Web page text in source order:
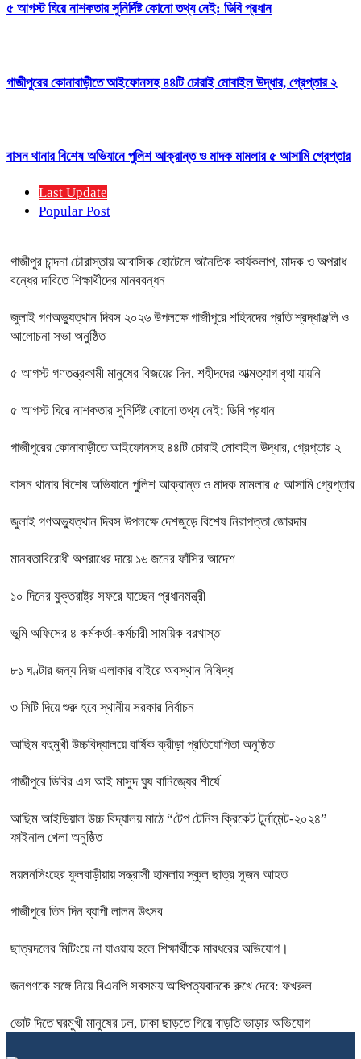
৫ আগস্ট ঘিরে নাশকতার সুনির্দিষ্ট কোনো তথ্য নেই: ডিবি প্রধান
গাজীপুরের কোনাবাড়ীতে আইফোনসহ ৪৪টি চোরাই মোবাইল উদ্ধার, গ্রেপ্তার ২
বাসন থানার বিশেষ অভিযানে পুলিশ আক্রান্ত ও মাদক মামলার ৫ আসামি গ্রেপ্তার
Last Update
Popular Post
গাজীপুর চান্দনা চৌরাস্তায় আবাসিক হোটেলে অনৈতিক কার্যকলাপ, মাদক ও অপরাধ
বন্ধের দাবিতে শিক্ষার্থীদের মানববন্ধন
জুলাই গণঅভ্যুত্থান দিবস ২০২৬ উপলক্ষে গাজীপুরে শহিদদের প্রতি শ্রদ্ধাঞ্জলি ও
আলোচনা সভা অনুষ্ঠিত
৫ আগস্ট গণতন্ত্রকামী মানুষের বিজয়ের দিন, শহীদদের আত্মত্যাগ বৃথা যায়নি
৫ আগস্ট ঘিরে নাশকতার সুনির্দিষ্ট কোনো তথ্য নেই: ডিবি প্রধান
গাজীপুরের কোনাবাড়ীতে আইফোনসহ ৪৪টি চোরাই মোবাইল উদ্ধার, গ্রেপ্তার ২
বাসন থানার বিশেষ অভিযানে পুলিশ আক্রান্ত ও মাদক মামলার ৫ আসামি গ্রেপ্তার
জুলাই গণঅভ্যুত্থান দিবস উপলক্ষে দেশজুড়ে বিশেষ নিরাপত্তা জোরদার
মানবতাবিরোধী অপরাধের দায়ে ১৬ জনের ফাঁসির আদেশ
১০ দিনের যুক্তরাষ্ট্র সফরে যাচ্ছেন প্রধানমন্ত্রী
ভূমি অফিসের ৪ কর্মকর্তা-কর্মচারী সাময়িক বরখাস্ত
৮১ ঘণ্টার জন্য নিজ এলাকার বাইরে অবস্থান নিষিদ্ধ
৩ সিটি দিয়ে শুরু হবে স্থানীয় সরকার নির্বাচন
আছিম বহুমুখী উচ্চবিদ্যালয়ে বার্ষিক ক্রীড়া প্রতিযোগিতা অনুষ্ঠিত
গাজীপুরে ডিবির এস আই মাসুদ ঘুষ বানিজ্যের শীর্ষে
আছিম আইডিয়াল উচ্চ বিদ্যালয় মাঠে “টেপ টেনিস ক্রিকেট টুর্নামেন্ট-২০২৪”
ফাইনাল খেলা অনুষ্ঠিত
ময়মনসিংহের ফুলবাড়ীয়ায় সন্ত্রাসী হামলায় স্কুল ছাত্র সুজন আহত
গাজীপুরে তিন দিন ব্যাপী লালন উৎসব
ছাত্রদলের মিটিংয়ে না যাওয়ায় হলে শিক্ষার্থীকে মারধরের অভিযোগ।
জনগণকে সঙ্গে নিয়ে বিএনপি সবসময় আধিপত্যবাদকে রুখে দেবে: ফখরুল
ভোট দিতে ঘরমুখী মানুষের ঢল, ঢাকা ছাড়তে গিয়ে বাড়তি ভাড়ার অভিযোগ